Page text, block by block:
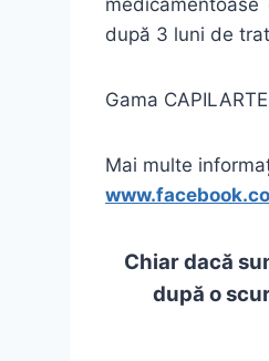
după 3 luni de
Gama
Mai multe
Chiardacă
după o